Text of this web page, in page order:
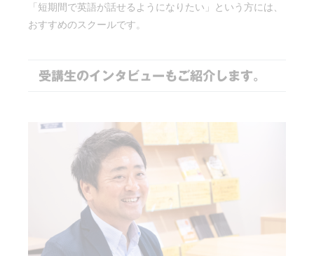
「短期間で英語が話せるようになりたい」という方には、
おすすめのスクールです。
受講生のインタビューもご紹介します。